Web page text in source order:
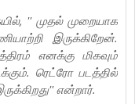
'' முதல் முறையாக
இருக்கிறேன்.
எனக்கு மிகவும்
ரெட்ரோ படத்தில்
என்றார்.